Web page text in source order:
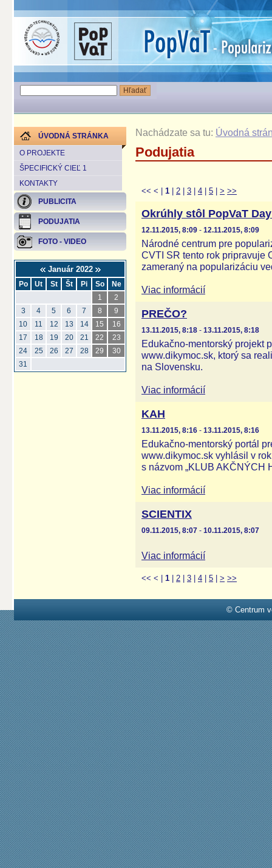
ÚVODNÁ STRÁNKA
O PROJEKTE
ŠPECIFICKÝ CIEĽ 1
KONTAKTY
PUBLICITA
PODUJATIA
FOTO - VIDEO
Január 2022
Po Ut St Št Pi So
Ne
1
2
3
4 5 6 7 8
9
10
11 12 13 14 15
16
17
18 19 20 21 22
23
24
25 26 27 28 29
30
31
Nachádzate sa tu: Úvodná
Podujatia
<< < 1 2 3 4 5 > >>
Okrúhly stôl PopVaT
12.11.2015, 8:09 - 12.11.2015, 8:09
Národné centrum pre
CVTI SR tento rok pripravuje
zameraný na popularizáciu
Viac informácií
PREČO?
13.11.2015, 8:18 - 13.11.2015, 8:18
Edukačno-mentorský projekt
www.dikymoc.sk, ktorý sa
na Slovensku.
Viac informácií
KAH
13.11.2015, 8:16 - 13.11.2015, 8:16
Edukačno-mentorský portál
www.dikymoc.sk vyhlásil v
s názvom „KLUB AKČNÝCH
Viac informácií
SCIENTIX
09.11.2015, 8:07 - 10.11.2015, 8:07
Viac informácií
<< < 1 2 3 4 5 > >>
© Centrum